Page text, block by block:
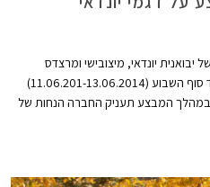
יבואנית יונדאי, מיצובישי ומרצדס
לישראל, תשיק מחר מבצע שיימשך עד סוף השבוע (11.06.201-13.06.2014)
במהלך המבצע תעניק החברה הנחות של